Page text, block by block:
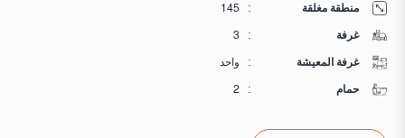
منطقة مغلقة :
145
غرفة :
3
غرفة المعيشة : واحد
حمام :
2